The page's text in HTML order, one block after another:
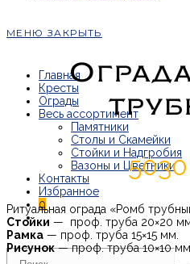
МЕНЮ ЗАКРЫТЬ
Главная
Кресты
Ограды
Весь ассортимент
Памятники
Столы и Скамейки
Стойки и Надгробия
Вазоны и Цветники
Контакты
0
5030
Ритуальная ограда «Ромб
Стойки — проф. труба 20×20
Рамка — проф. труба 15×15 мм.
Рисунок— проф. труба 10×10